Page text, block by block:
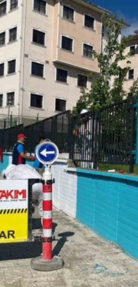
Yazarlar
AKDENİZ, BİR AÇIK
HAVA HAZİNESİ